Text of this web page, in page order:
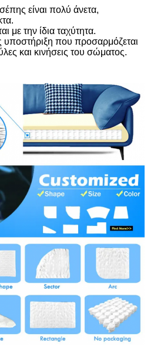
είναι πολύ άνετα,
με την ίδια ταχύτητα.
υποστήριξη που προσαρμόζεται
και κινήσεις του σώματος.